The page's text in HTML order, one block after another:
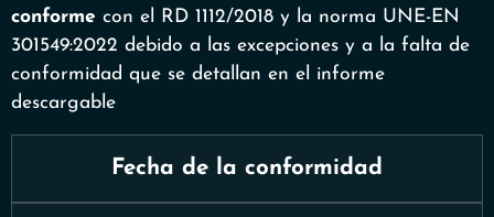
conforme con el RD 1112/2018 y la norma UNE-EN
301549:2022 debido a las excepciones y a la falta de
conformidad que se detallan en el informe
descargable
Fecha de la conformidad